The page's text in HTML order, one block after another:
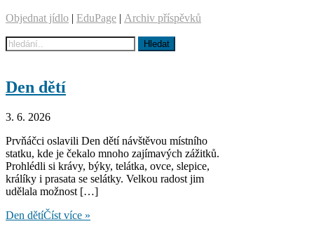
Objednat jídlo | EduPage | Archiv příspěvků
Den dětí
3. 6. 2026
Prvňáčci oslavili Den dětí návštěvou místního
statku, kde je čekalo mnoho zajímavých zážitků.
Prohlédli si krávy, býky, telátka, ovce, slepice,
králíky i prasata se selátky. Velkou radost jim
udělala možnost […]
Den dětíČíst více »